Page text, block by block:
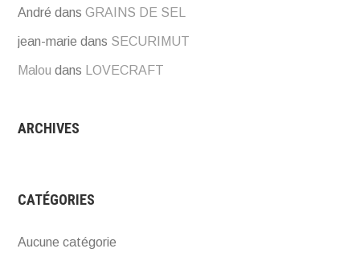
André dansGRAINS DE SEL
jean-marie dans SECURIMUT
Malou dans LOVECRAFT
ARCHIVES
CATÉGORIES
Aucune catégorie